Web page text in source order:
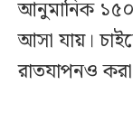
আনুমানিক
আসা যায়।
রাতযাপনও